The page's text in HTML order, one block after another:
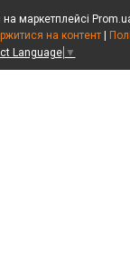
маркетплейсі
на контент
Language ▼